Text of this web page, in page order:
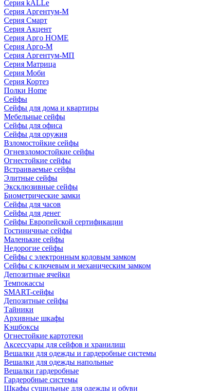
Серия kALLe
Серия Аргентум-М
Серия Смарт
Серия Акцент
Серия Арго HOME
Серия Арго-М
Серия Аргентум-МП
Серия Матрица
Серия Моби
Серия Кортез
Полки Home
Сейфы
Сейфы для дома и квартиры
Мебельные сейфы
Сейфы для офиса
Сейфы для оружия
Взломостойкие сейфы
Огневзломостойкие сейфы
Огнестойкие сейфы
Встраиваемые сейфы
Элитные сейфы
Эксклюзивные сейфы
Биометрические замки
Сейфы для часов
Сейфы для денег
Сейфы Европейской сертификации
Гостиничные сейфы
Маленькие сейфы
Недорогие сейфы
Сейфы с электронным кодовым замком
Сейфы с ключевым и механическим замком
Депозитные ячейки
Темпокассы
SMART-сейфы
Депозитные сейфы
Тайники
Архивные шкафы
Кэшбоксы
Огнестойкие картотеки
Аксессуары для сейфов и хранилищ
Вешалки для одежды и гардеробные системы
Вешалки для одежды напольные
Вешалки гардеробные
Гардеробные системы
Шкафы сушильные для одежды и обуви